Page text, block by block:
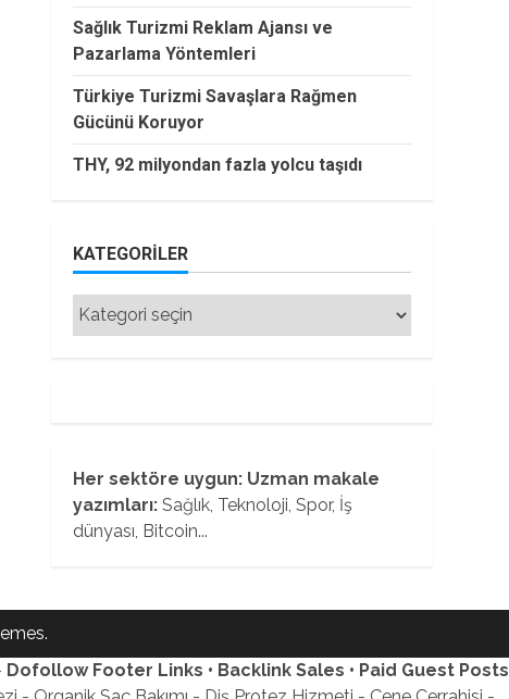
Sağlık Turizmi Reklam Ajansı ve
Pazarlama Yöntemleri
Türkiye Turizmi Savaşlara Rağmen
Gücünü Koruyor
THY, 92 milyondan fazla yolcu taşıdı
KATEGORILER
Kategoriler
Her sektöre uygun: Uzman makale
yazımları:Sağlık, Teknoloji, Spor, İş
dünyası, Bitcoin...
Dofollow Footer Links • Backlink Sales • Paid Guest Posts